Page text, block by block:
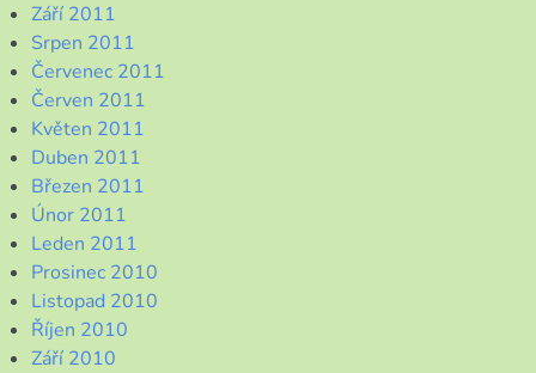
Září 2011
Srpen 2011
Červenec 2011
Červen 2011
Květen 2011
Duben 2011
Březen 2011
Únor 2011
Leden 2011
Prosinec 2010
Listopad 2010
Říjen 2010
Září 2010